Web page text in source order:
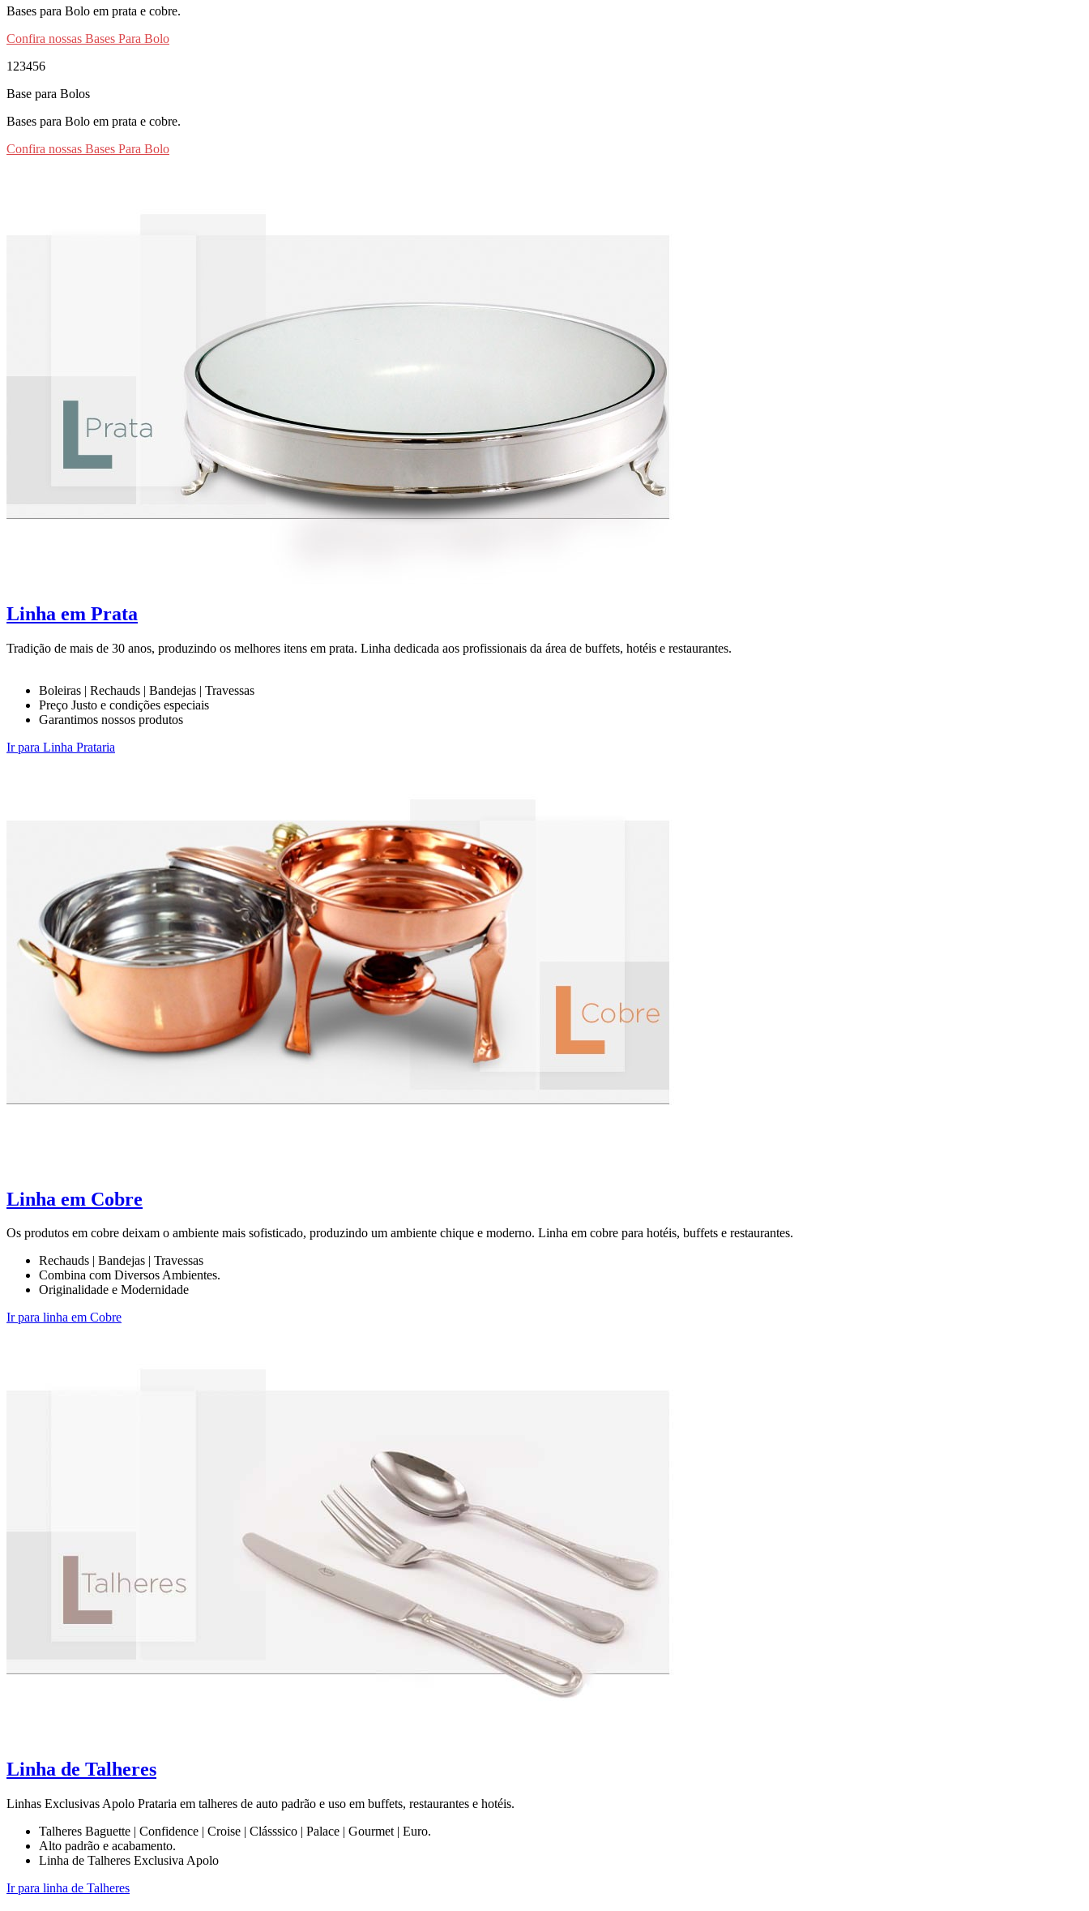
Bases para Bolo em prata e cobre.
Confira nossas Bases Para Bolo
1 23456
Base para Bolos
Bases para Bolo em prata e cobre.
Confira nossas Bases Para Bolo
Linha em Prata
Tradição de mais de 30 anos, produzindo os melhores itens em prata. Linha dedicada aos profissionais da área de buffets, hotéis e restaurantes.
Boleiras | Rechauds | Bandejas | Travessas
Preço Justo e condições especiais
Garantimos nossos produtos
Ir para Linha Prataria
Linha em Cobre
Os produtos em cobre deixam o ambiente mais sofisticado, produzindo um ambiente chique e moderno. Linha em cobre para hotéis, buffets e restaurantes.
Rechauds | Bandejas | Travessas
Combina com Diversos Ambientes.
Originalidade e Modernidade
Ir para linha em Cobre
Linha de Talheres
Linhas Exclusivas Apolo Prataria em talheres de auto padrão e uso em buffets, restaurantes e hotéis.
Talheres Baguette | Confidence | Croise | Clásssico | Palace | Gourmet | Euro.
Alto padrão e acabamento.
Linha de Talheres Exclusiva Apolo
Ir para linha de Talheres